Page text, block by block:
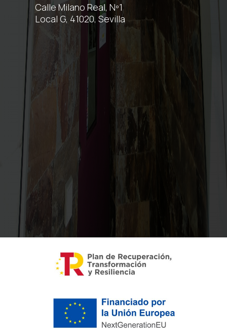
Calle Milano Real, Nº1
Local G, 41020, Sevilla